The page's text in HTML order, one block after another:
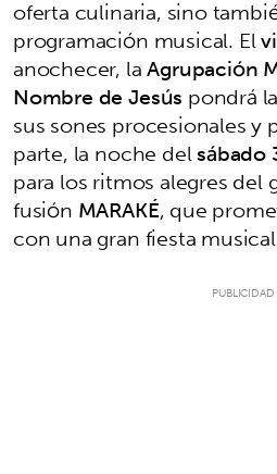
oferta culinaria, sino
programación musical. El
anochecer, laAgrupación
Nombre de Jesús pondrá
sus sones procesionales y
parte, la noche delsábado
para los ritmos alegres
fusión MARAKÉ, que
con una gran fiesta